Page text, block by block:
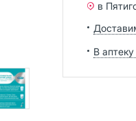
в
В